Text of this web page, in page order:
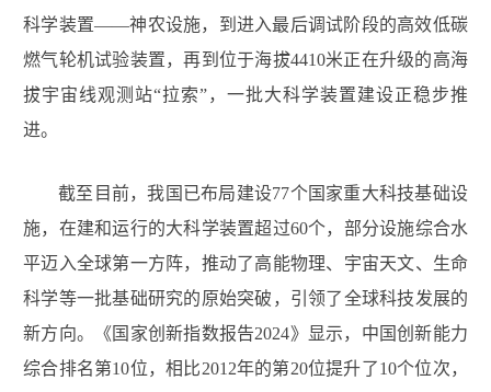
科学装置——神农设施，到进入最后调试阶段的高效低碳
燃气轮机试验装置，再到位于海拔4410米正在升级的高海
拔宇宙线观测站“拉索”，一批大科学装置建设正稳步推
进。
截至目前，我国已布局建设77个国家重大科技基础设
施，在建和运行的大科学装置超过60个，部分设施综合水
平迈入全球第一方阵，推动了高能物理、宇宙天文、生命
科学等一批基础研究的原始突破，引领了全球科技发展的
新方向。《国家创新指数报告2024》显示，中国创新能力
综合排名第10位，相比2012年的第20位提升了10个位次，